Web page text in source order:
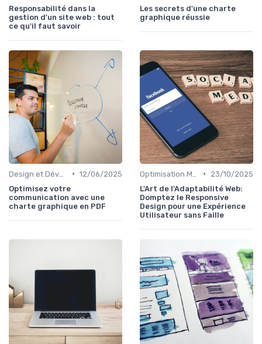
Responsabilité dans la
gestion d'un site web : tout
ce qu'il faut savoir
Les secrets d'une charte
graphique réussie
• 12/06/2025
Optimisez votre
communication avec une
charte graphique en PDF
•
23/10/2025
L'Art de l'Adaptabilité Web:
Domptez le Responsive
Design pour une Expérience
Utilisateur sans Faille